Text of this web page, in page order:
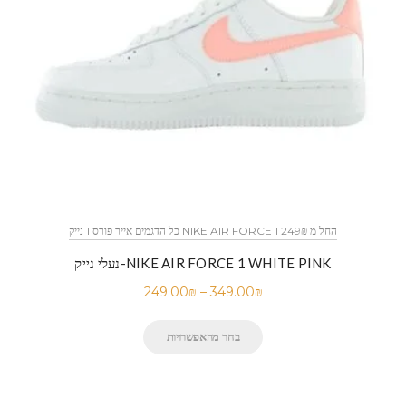
כל הדגמים אייר פורס 1 נייק NIKE AIR FORCE 1 החל מ 249₪
נעלי נייק-NIKE AIR FORCE 1 WHITE PINK
249.00₪ – 349.00₪
בחר מהאפשרויות